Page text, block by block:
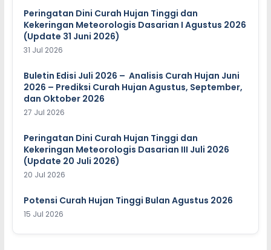
Peringatan Dini Curah Hujan Tinggi dan
Kekeringan Meteorologis Dasarian I Agustus 2026
(Update 31 Juni 2026)
31 Jul 2026
Buletin Edisi Juli 2026 – Analisis Curah Hujan Juni
2026 – Prediksi Curah Hujan Agustus, September,
dan Oktober 2026
27 Jul 2026
Peringatan Dini Curah Hujan Tinggi dan
Kekeringan Meteorologis Dasarian III Juli 2026
(Update 20 Juli 2026)
20 Jul 2026
Potensi Curah Hujan Tinggi Bulan Agustus 2026
15 Jul 2026